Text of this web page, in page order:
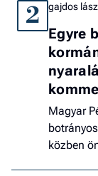
2 gajdos
Egyre
Magyar
közben